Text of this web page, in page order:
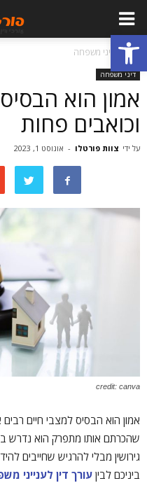
פתח סרגל נגישות
בית דיני משפחה
דיני משפחה
אמון הוא הבסיס
וכואבים פחות
על ידי צוות פורטלו - אוגוסט 1, 2023
credit: canva
אמון הוא הבסיס למצבי חיים
שהכרתם אותו מתפרק הוא נדרש
גירושין מבלי להרגיש שחייבים
ביניכם לבין עורך דין לענייני